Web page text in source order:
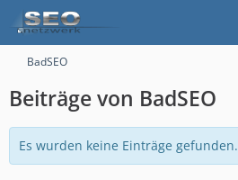
BadSEO
Beiträge von BadSEO
Es wurden keine Einträge gefunden.